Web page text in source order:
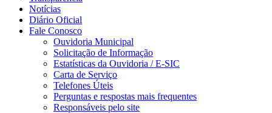
Notícias
Diário Oficial
Fale Conosco
Ouvidoria Municipal
Solicitação de Informação
Estatísticas da Ouvidoria / E-SIC
Carta de Serviço
Telefones Úteis
Perguntas e respostas mais frequentes
Responsáveis pelo site